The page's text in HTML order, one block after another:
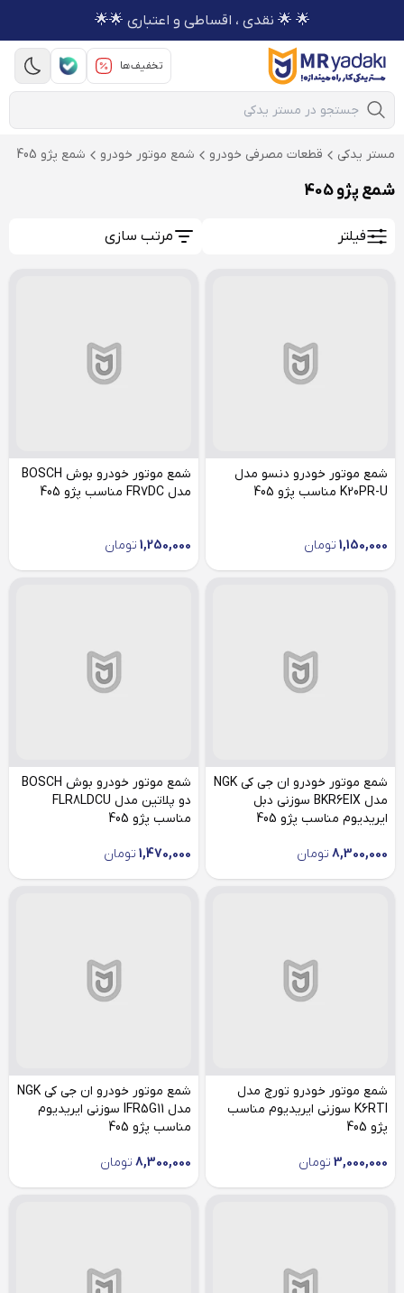
🌟 🌟 نقدی ، اقساطی و اعتباری 🌟🌟
تخفیف‌ها
Mobile Search
مستر یدکی قطعات مصرفی خودرو شمع موتور خودرو شمع پژو 405
شمع پژو 405
فیلتر مرتب سازی
شمع موتور خودرو دنسو مدل
K20PR-U مناسب پژو 405
1,150,000 تومان
شمع موتور خودرو بوش BOSCH
مدل FR7DC مناسب پژو 405
1,250,000 تومان
شمع موتور خودرو ان جی کی NGK
مدل BKR6EIX سوزنی دبل
ایریدیوم مناسب پژو 405
8,300,000 تومان
شمع موتور خودرو بوش BOSCH
دو پلاتین مدل FLR8LDCU
مناسب پژو 405
1,470,000 تومان
شمع موتور خودرو تورچ مدل
K6RTI سوزنی ایریدیوم مناسب
پژو 405
3,000,000 تومان
شمع موتور خودرو ان جی کی NGK
مدل IFR5G11 سوزنی ایریدیوم
مناسب پژو 405
8,300,000 تومان